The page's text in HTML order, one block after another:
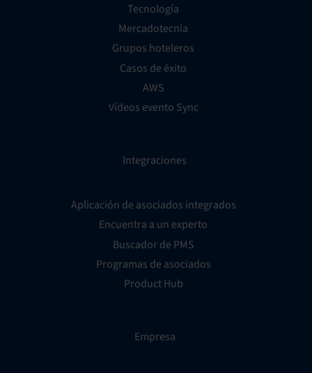
Tecnología
Mercadotecnia
Grupos hoteleros
Casos de éxito
AWS
Vídeos evento Sync
Integraciones
Aplicación de asociados integrados
Encuentra a un experto
Buscador de PMS
Programas de asociados
Product Hub
Empresa